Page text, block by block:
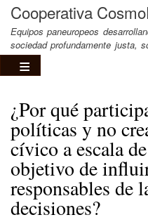
Cooperativa
Equipos paneuropeos
sociedad profundamente justa,
¿Por qué
políticas y no
cívico a escala
objetivo de
responsables de
decisiones?